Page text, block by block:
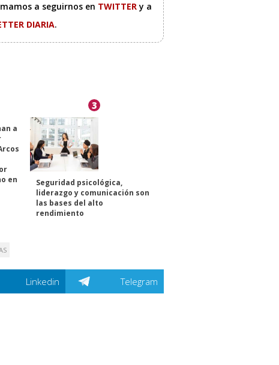
a seguirnos en TWITTERy a
DIARIA.
a
en
3
Seguridad psicológica,
liderazgo y comunicación son
las bases del alto
rendimiento
Linkedin Telegram